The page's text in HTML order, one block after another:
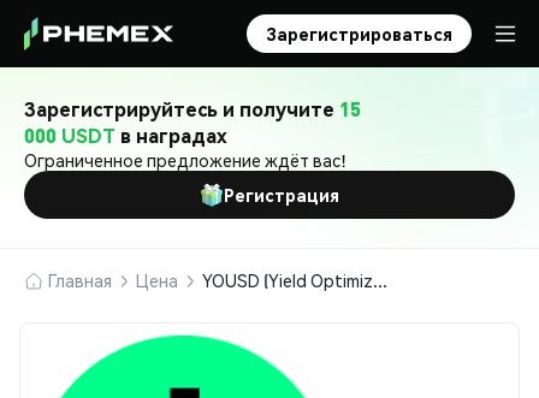
Зарегистрироваться
Зарегистрируйтесь и получите 15
000 USDT в наградах
Ограниченное предложение ждёт вас!
Регистрация
Главная Цена YOUSD (Yield Optimizer USD)